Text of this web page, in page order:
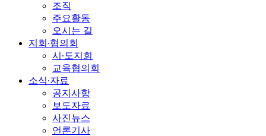
조직
주요활동
오시는 길
지회∙협의회
시∙도지회
교육협의회
소식∙자료
공지사항
보도자료
사진뉴스
언론기사